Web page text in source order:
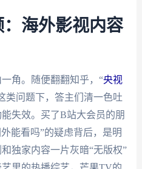
海外影视内容
角。随便翻翻知乎，“央视
类问题下，答主们清一色吐
失效。买了B站大会员的朋
能看吗”的疑虑背后，是明
独家内容一片灰暗“无版权”